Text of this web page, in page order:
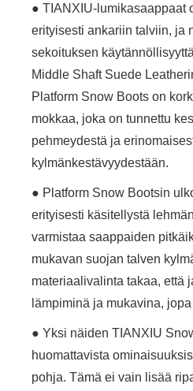
● TIANXIU-lumikasaappaat
erityisesti ankariin talviin, ja
sekoituksen
Middle Shaft Suede
Platform Snow Boots on
mokkaa, joka on tunnettu
pehmeydestä ja
kylmänkestävyydestään.
● Platform Snow Bootsin
erityisesti käsitellystä
varmistaa saappaiden
mukavan suojan talven
materiaalivalinta takaa, että
lämpiminä ja mukavina,
● Yksi näiden TIANXIU
huomattavista
pohja. Tämä ei vain lisää